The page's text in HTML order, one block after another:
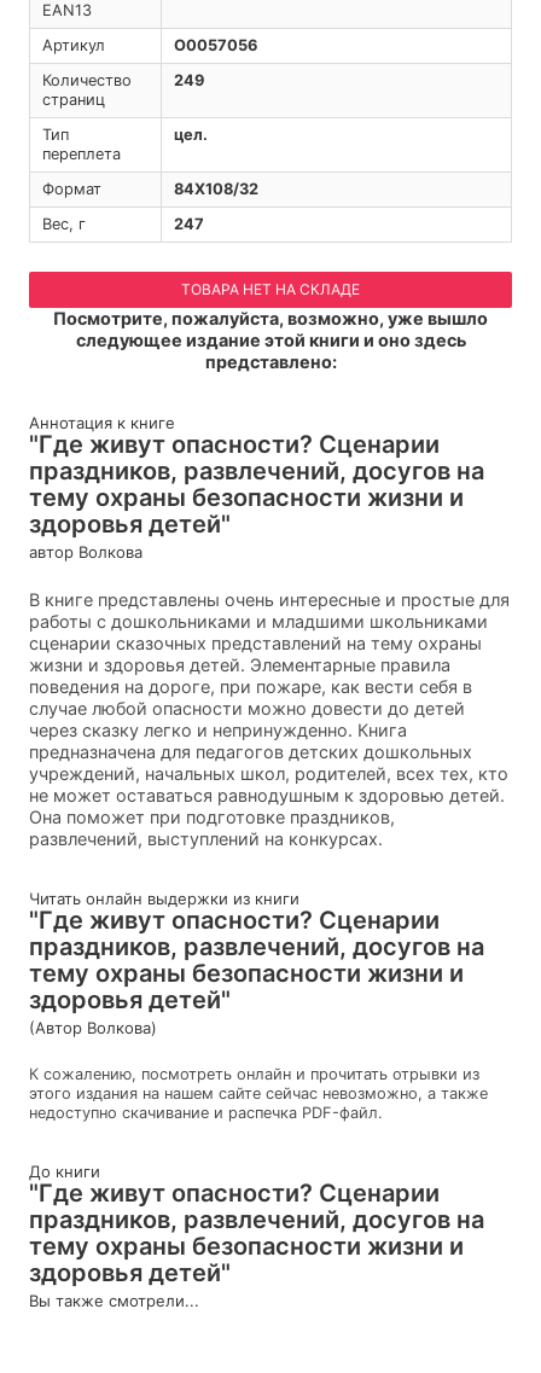
EAN13
Артикул
O0057056
Количество
страниц
249
Тип
переплета
цел.
Формат
84Х108/32
Вес, г
247
ТОВАРА НЕТ НА СКЛАДЕ
Посмотрите, пожалуйста, возможно, уже вышло
следующее издание этой книги и оно здесь
представлено:
Аннотация к книге
"Где живут опасности? Сценарии
праздников, развлечений, досугов на
тему охраны безопасности жизни и
здоровья детей"
автор Волкова
В книге представлены очень интересные и простые для
работы с дошкольниками и младшими школьниками
сценарии сказочных представлений на тему охраны
жизни и здоровья детей. Элементарные правила
поведения на дороге, при пожаре, как вести себя в
случае любой опасности можно довести до детей
через сказку легко и непринужденно. Книга
предназначена для педагогов детских дошкольных
учреждений, начальных школ, родителей, всех тех, кто
не может оставаться равнодушным к здоровью детей.
Она поможет при подготовке праздников,
развлечений, выступлений на конкурсах.
Читать онлайн выдержки из книги
"Где живут опасности? Сценарии
праздников, развлечений, досугов на
тему охраны безопасности жизни и
здоровья детей"
(Автор Волкова)
К сожалению, посмотреть онлайн и прочитать отрывки из
этого издания на нашем сайте сейчас невозможно, а также
недоступно скачивание и распечка PDF-файл.
До книги
"Где живут опасности? Сценарии
праздников, развлечений, досугов на
тему охраны безопасности жизни и
здоровья детей"
Вы также смотрели...